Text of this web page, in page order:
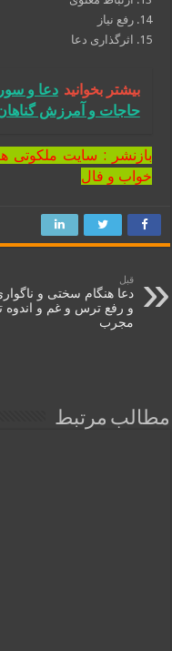
14. رفع نیاز
15. اثرگذاری دعا
بیشتر بخوانید دعا و
حاجات و آمرزش
بازنشر : سایت ملکوتی
خواب و فال
قبل
دعا هنگام سختی و ناگواری
و رفع ترس و غم و اندوه
مجرب
مطالب مرتبط